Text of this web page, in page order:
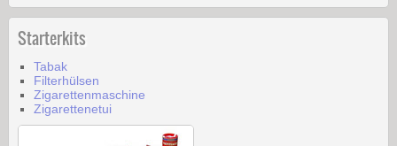
Starterkits
Tabak
Filterhülsen
Zigarettenmaschine
Zigarettenetui